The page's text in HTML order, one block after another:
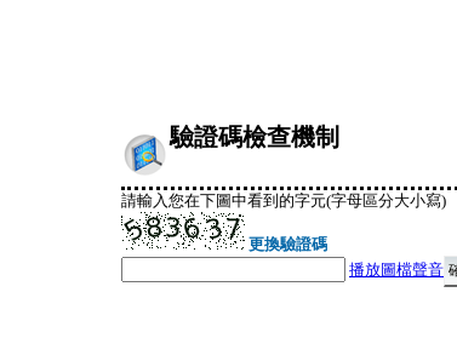
驗證碼檢查機制
請輸入您在下圖中看到的字元(字母區分大小寫)
更換驗證碼
播放圖檔聲音